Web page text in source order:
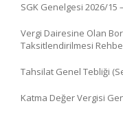
SGK Genelgesi 2026/15
Vergi Dairesine Olan
Taksitlendirilmesi
Tahsilat Genel Tebliği
Katma Değer Vergisi